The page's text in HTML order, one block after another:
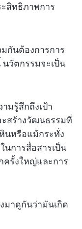
สิทธิภาพการ
กันต้องการการ
วัตกรรมจะเป็น
มรู้สึกถึงเป้า
สร้างวัฒนธรรมที่
นหรือแม้กระทั่ง
นการสื่อสารเป็น
ครั้งใหญ่และการ
มาดูกันว่ามันเกิด